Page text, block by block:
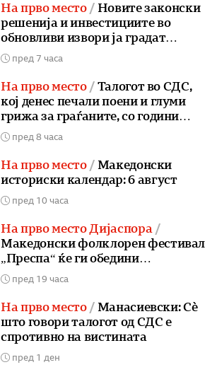
На прво место
Новите законски
решенија и инвестициите во
обновливи извори ја градат
енергетската независност на
Македонија
пред 7 часа
На прво место
Талогот во СДС,
кој денес печали поени и глуми
грижа за граѓаните, со години
молчеше за небезбедната вода во
Гостивар
пред 8 часа
На прво место
Македонски
историски календар: 6 август
пред 10 часа
На прво место Дијаспора
Македонски фолклорен фестивал
„Преспа“ ќе ги обедини
Македонците од целиот свет во
Пустец
пред 19 часа
На прво место
Манасиевски: Сè
што говори талогот од СДС е
спротивно на вистината
пред 1 ден